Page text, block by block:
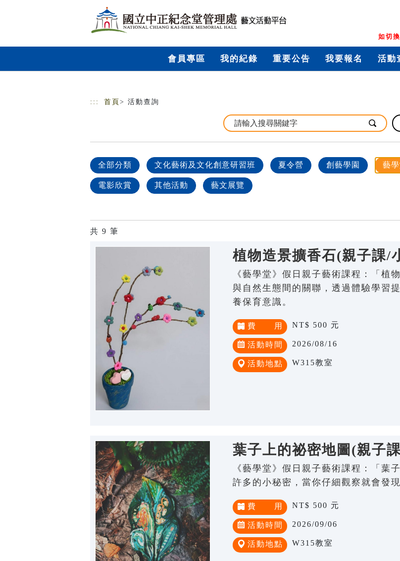
如切
會員專區 我的紀錄 重要公告 我要報名 活動
::: 首頁 > 活動查詢
全部分類 文化藝術及文化創意研習班 夏令營 創藝學園 藝
電影欣賞 其他活動 藝文展覽
共 9 筆
植物造景擴香石(親子課/
《藝學堂》假日親子藝術課程：「植
與自然生態間的關聯，透過體驗學習
養保育意識。
費 用 NT$ 500 元
活動時間 2026/08/16
活動地點 W315教室
葉子上的祕密地圖(親子
《藝學堂》假日親子藝術課程：「葉
許多的小秘密，當你仔細觀察就會發
費 用 NT$ 500 元
活動時間 2026/09/06
活動地點 W315教室